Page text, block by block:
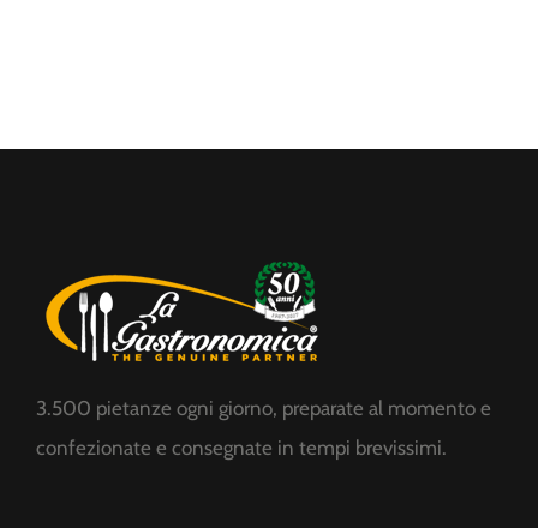
3.500 pietanze ogni giorno, preparate al momento e
confezionate e consegnate in tempi brevissimi.